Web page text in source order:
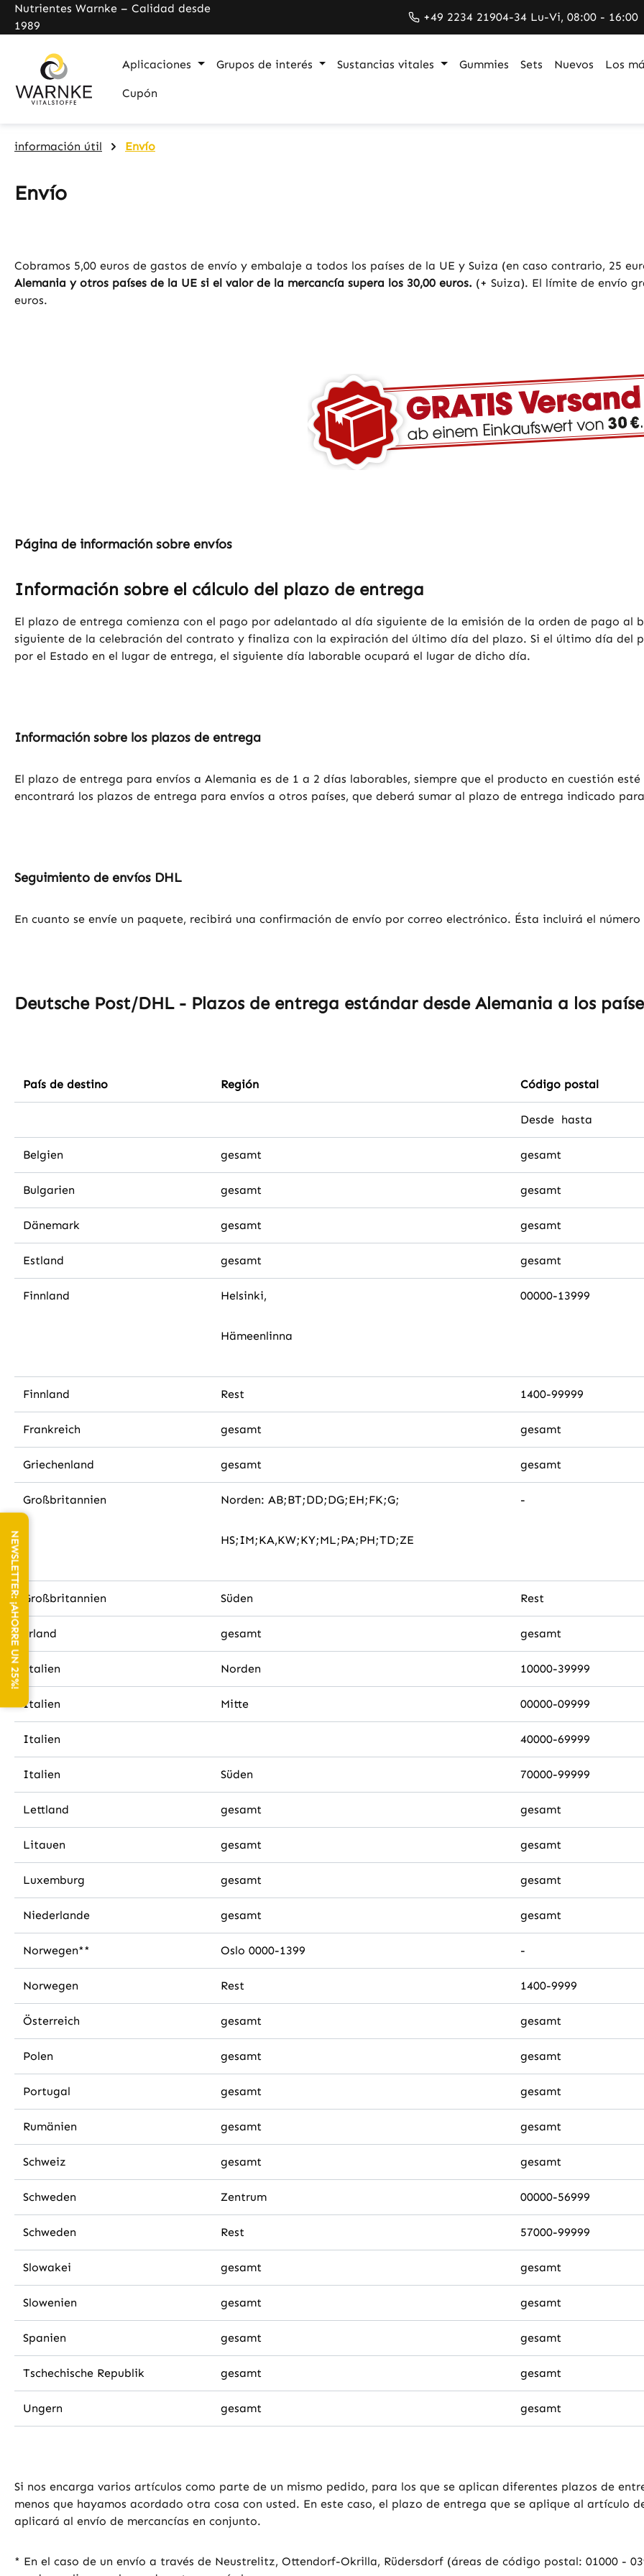
Zur Hauptnavigation springen
NEWSLETTER: ¡AHORRE UN 25%!
Nutrientes Warnke – Calidad desde
1989
+49 2234 21904-34 Lu-Vi, 08:00 - 16:00
Aplicaciones Grupos de interés Sustancias vitales Gummies Sets Nuevos Los
Cupón
información útil Envío
Envío
Cobramos 5,00 euros de gastos de envío y embalaje a todos los países de la UE y Suiza (en caso contrario, 25
Alemania y otros países de la UE si el valor de la mercancía supera los 30,00 euros. (+ Suiza). El límite de envío
euros.
Página de información sobre envíos
Información sobre el cálculo del plazo de entrega
El plazo de entrega comienza con el pago por adelantado al día siguiente de la emisión de la orden de pago al
siguiente de la celebración del contrato y finaliza con la expiración del último día del plazo. Si el último día del
por el Estado en el lugar de entrega, el siguiente día laborable ocupará el lugar de dicho día.
Información sobre los plazos de entrega
El plazo de entrega para envíos a Alemania es de 1 a 2 días laborables, siempre que el producto en cuestión
encontrará los plazos de entrega para envíos a otros países, que deberá sumar al plazo de entrega indicado
Seguimiento de envíos DHL
En cuanto se envíe un paquete, recibirá una confirmación de envío por correo electrónico. Ésta incluirá el
Deutsche Post/DHL - Plazos de entrega estándar desde Alemania a los
País de destino Región Código postal
Desde hasta
Belgien gesamt gesamt
Bulgarien gesamt gesamt
Dänemark gesamt gesamt
Estland gesamt gesamt
Finnland Helsinki,
Hämeenlinna
00000-13999
Finnland Rest 1400-99999
Frankreich gesamt gesamt
Griechenland gesamt gesamt
Großbritannien Norden: AB;BT;DD;DG;EH;FK;G;
HS;IM;KA,KW;KY;ML;PA;PH;TD;ZE
-
Großbritannien Süden Rest
Irland gesamt gesamt
Italien Norden 10000-39999
Italien Mitte 00000-09999
Italien 40000-69999
Italien Süden 70000-99999
Lettland gesamt gesamt
Litauen gesamt gesamt
Luxemburg gesamt gesamt
Niederlande gesamt gesamt
Norwegen** Oslo 0000-1399 -
Norwegen Rest 1400-9999
Österreich gesamt gesamt
Polen gesamt gesamt
Portugal gesamt gesamt
Rumänien gesamt gesamt
Schweiz gesamt gesamt
Schweden Zentrum 00000-56999
Schweden Rest 57000-99999
Slowakei gesamt gesamt
Slowenien gesamt gesamt
Spanien gesamt gesamt
Tschechische Republik gesamt gesamt
Ungern gesamt gesamt
Si nos encarga varios artículos como parte de un mismo pedido, para los que se aplican diferentes plazos de
menos que hayamos acordado otra cosa con usted. En este caso, el plazo de entrega que se aplique al artículo
aplicará al envío de mercancías en conjunto.
* En el caso de un envío a través de Neustrelitz, Ottendorf-Okrilla, Rüdersdorf (áreas de código postal: 01000 -